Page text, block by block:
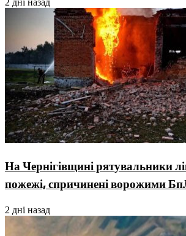
2 дні назад
На Чернігівщині рятувальники
пожежі, спричинені ворожими
2 дні назад